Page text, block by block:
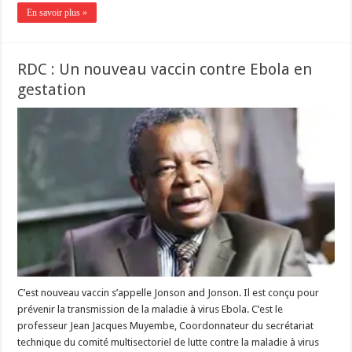
En savoir plus »
RDC : Un nouveau vaccin contre Ebola en
gestation
C’est nouveau vaccin s’appelle Jonson and Jonson. Il est conçu pour
prévenir la transmission de la maladie à virus Ebola. C’est le
professeur Jean Jacques Muyembe, Coordonnateur du secrétariat
technique du comité multisectoriel de lutte contre la maladie à virus